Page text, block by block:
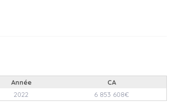
Année
CA
2022
6 853 608€